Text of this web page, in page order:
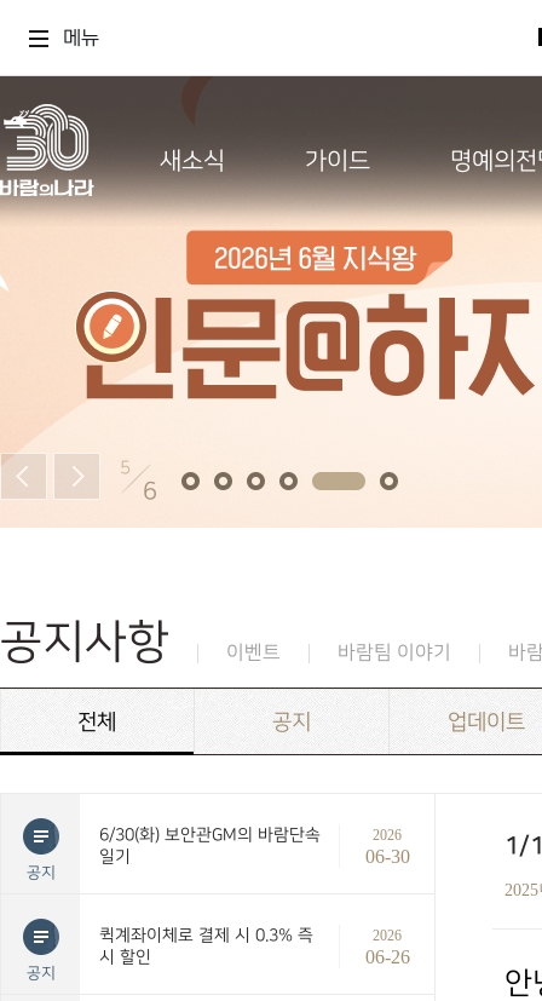
메뉴
새소식 가이드 명예의
5
6
공지사항 이벤트 바람팀 이야기 바
전체 공지 업데이트
공지
6/30(화) 보안관GM의 바람단속
일기
2026
06-30
공지
퀵계좌이체로 결제 시 0.3% 즉
시 할인
2026
06-26
1/
안